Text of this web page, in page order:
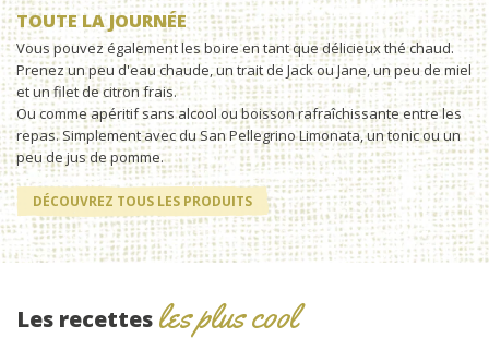
TOUTE LA JOURNÉE
Vous pouvez également les boire en tant que délicieux thé chaud.
Prenez un peu d'eau chaude, un trait de Jack ou Jane, un peu de miel
et un filet de citron frais.
Ou comme apéritif sans alcool ou boisson rafraîchissante entre les
repas. Simplement avec du San Pellegrino Limonata, un tonic ou un
peu de jus de pomme.
DÉCOUVREZ TOUS LES PRODUITS
Les recettes les plus cool